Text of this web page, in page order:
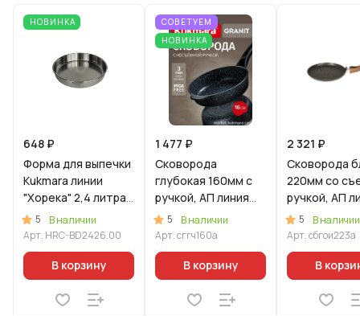
НОВИНКА
648 ₽
Форма для выпечки
Kukmara линии
"Хорека" 2,4 литра,
диаметром 26см
5
В наличии
Арт. HRC-BD2426.00
В корзину
СОВЕТУЕМ
НОВИНКА
1 477 ₽
Сковорода
глубокая 160мм с
ручкой, АП линия
«ГРАНИТ» (черный)
5
В наличии
Арт.сггч160а
В корзину
2 321 ₽
Сковорода
220мм со
ручкой, АП
"Гранит
5
В наличии
Арт.сбгои223а
В